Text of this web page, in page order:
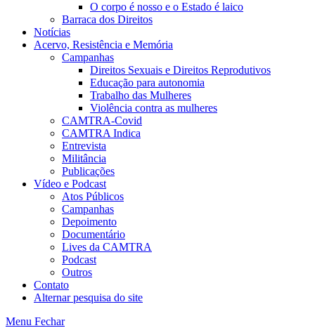
O corpo é nosso e o Estado é laico
Barraca dos Direitos
Notícias
Acervo, Resistência e Memória
Campanhas
Direitos Sexuais e Direitos Reprodutivos
Educação para autonomia
Trabalho das Mulheres
Violência contra as mulheres
CAMTRA-Covid
CAMTRA Indica
Entrevista
Militância
Publicações
Vídeo e Podcast
Atos Públicos
Campanhas
Depoimento
Documentário
Lives da CAMTRA
Podcast
Outros
Contato
Alternar pesquisa do site
Menu Fechar